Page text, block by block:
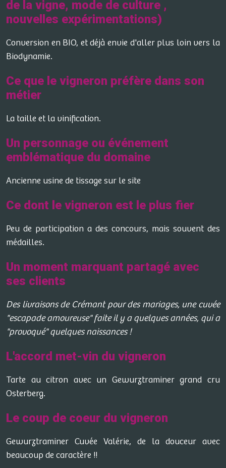
de la vigne, mode de culture ,
nouvelles expérimentations)
Conversion en BIO, et déjà envie d'aller plus loin vers la
Biodynamie.
Ce que le vigneron préfère dans son
métier
La taille et la vinification.
Un personnage ou événement
emblématique du domaine
Ancienne usine de tissage sur le site
Ce dont le vigneron est le plus fier
Peu de participation a des concours, mais souvent des
médailles.
Un moment marquant partagé avec
ses clients
Des livraisons de Crémant pour des mariages, une cuvée
"escapade amoureuse" faite il y a quelques années, qui a
"provoqué" quelques naissances !
L'accord met-vin du vigneron
Tarte au citron avec un Gewurztraminer grand cru
Osterberg.
Le coup de coeur du vigneron
Gewurztraminer Cuvée Valérie, de la douceur avec
beaucoup de caractère !!